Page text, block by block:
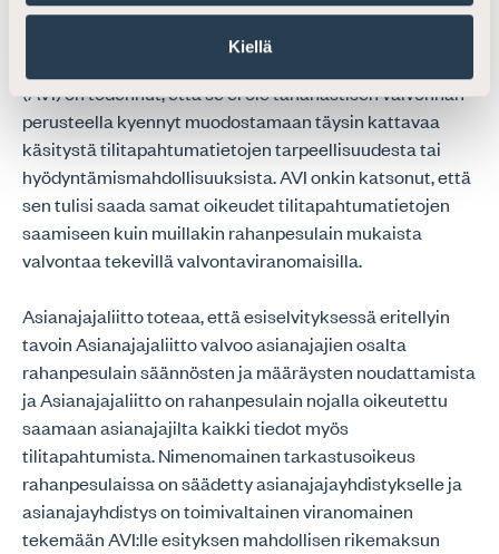
Kiellä
Esiselvitysluonnoksen kohdassa 4.1.2 on käyty läpi varsin
kattavasti eri viranomaisten toimivaltaan liittyvää
(AVI) on todennut, että se ei ole tähänastisen valvonnan
perusteella kyennyt muodostamaan täysin kattavaa
käsitystä tilitapahtumatietojen tarpeellisuudesta tai
hyödyntämismahdollisuuksista. AVI onkin katsonut, että
sen tulisi saada samat oikeudet tilitapahtumatietojen
saamiseen kuin muillakin rahanpesulain mukaista
valvontaa tekevillä valvontaviranomaisilla.
Asianajajaliitto toteaa, että esiselvityksessä eritellyin
tavoin Asianajajaliitto valvoo asianajajien osalta
rahanpesulain säännösten ja määräysten noudattamista
ja Asianajajaliitto on rahanpesulain nojalla oikeutettu
saamaan asianajajilta kaikki tiedot myös
tilitapahtumista. Nimenomainen tarkastusoikeus
rahanpesulaissa on säädetty asianajajayhdistykselle ja
asianajayhdistys on toimivaltainen viranomainen
tekemään AVI:lle esityksen mahdollisen rikemaksun